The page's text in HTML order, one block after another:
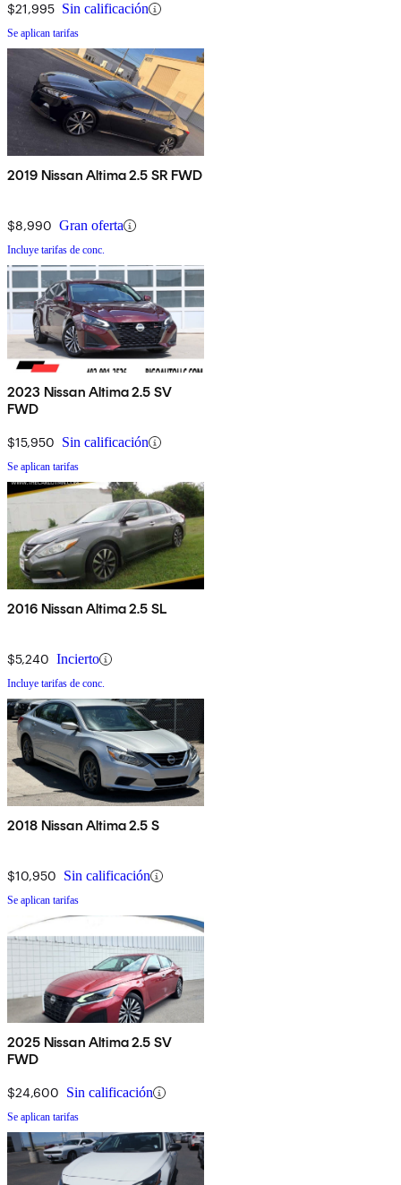
$21,995 Sin calificación
Se aplican tarifas
2019 Nissan Altima 2.5 SR FWD
$8,990 Gran oferta
Incluye tarifas de conc.
2023 Nissan Altima 2.5 SV
FWD
$15,950 Sin calificación
Se aplican tarifas
2016 Nissan Altima 2.5 SL
$5,240 Incierto
Incluye tarifas de conc.
2018 Nissan Altima 2.5 S
$10,950 Sin calificación
Se aplican tarifas
2025 Nissan Altima 2.5 SV
FWD
$24,600 Sin calificación
Se aplican tarifas